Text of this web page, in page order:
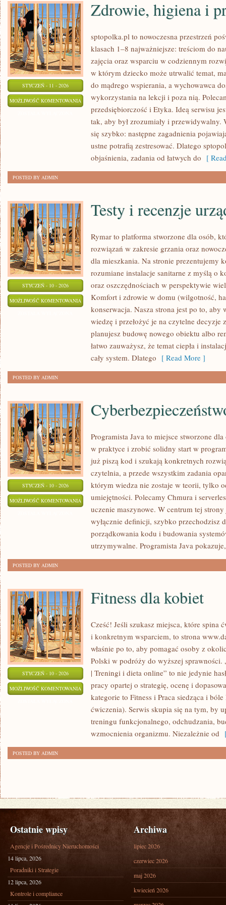
STYCZEŃ - 11 - 2026
MOŻLIWOŚĆ KOMENTOWANIA ZDROWIE,
HIGIENA
PROFILAKTYKA
Zdrowie, higiena i
sptopolka.pl to nowoczesna przestrzeń
klasach 1–8 najważniejsze: treściom do
zajęcia oraz wsparciu w codziennym
w którym dziecko może utrwalić temat,
do mądrego wspierania, a wychowawca
wykorzystania na lekcji i poza nią.
przedsiębiorczość i Etyka. Ideą serwisu
tak, aby był zrozumiały i przewidywalny.
się szybko: następne zagadnienia
ustne potrafią zestresować. Dlatego
objaśnienia, zadania od łatwych do [
POSTED BY ADMIN
STYCZEŃ - 10 - 2026
MOŻLIWOŚĆ KOMENTOWANIA TESTY
RECENZJE
URZĄDZEŃ
Testy i recenzje
Rymar to platforma stworzone dla osób,
rozwiązań w zakresie grzania oraz
dla mieszkania. Na stronie prezentujemy
rozumiane instalacje sanitarne z myślą o
oraz oszczędnościach w perspektywie
Komfort i zdrowie w domu (wilgotność,
konserwacja. Nasza strona jest po to, aby
wiedzę i przełożyć je na czytelne decyzje
planujesz budowę nowego obiektu albo
łatwo zauważysz, że temat ciepła i
cały system. Dlatego [ Read More ]
POSTED BY ADMIN
STYCZEŃ - 10 - 2026
MOŻLIWOŚĆ KOMENTOWANIA CYBERBEZPIECZEŃSTWO
Programista Java to miejsce stworzone
w praktyce i zrobić solidny start w
już piszą kod i szukają konkretnych
czytelnia, a przede wszystkim zadania
którym wiedza nie zostaje w teorii, tylko
umiejętności. Polecamy Chmura i
uczenie maszynowe. W centrum tej
wyłącznie definicji, szybko przechodzisz
porządkowania kodu i budowania
utrzymywalne. Programista Java
POSTED BY ADMIN
STYCZEŃ - 10 - 2026
MOŻLIWOŚĆ KOMENTOWANIA FITNESS
KOBIET
Fitness dla kobiet
Cześć! Jeśli szukasz miejsca, które spina
i konkretnym wsparciem, to strona
właśnie po to, aby pomagać osoby z
Polski w podróży do wyższej sprawności.
| Treningi i dieta online” to nie jedynie
pracy opartej o strategię, ocenę i
kategorie to Fitness i Praca siedząca i
ćwiczenia). Serwis skupia się na tym, by
treningu funkcjonalnego, odchudzania,
wzmocnienia organizmu. Niezależnie od
POSTED BY ADMIN
Ostatnie wpisy
Agencje i Pośrednicy Nieruchomości
14 lipca, 2026
Poradniki i Strategie
12 lipca, 2026
Kontrole i compliance
Archiwa
lipiec 2026
czerwiec 2026
maj 2026
kwiecień 2026